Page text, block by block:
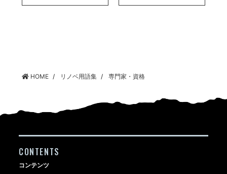
HOME リノベ用語集 専門家・資格
CONTENTS
コンテンツ